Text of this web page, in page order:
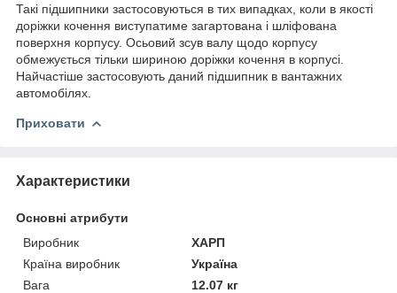
Такі підшипники застосовуються в тих випадках, коли в якості
доріжки кочення виступатиме загартована і шліфована
поверхня корпусу. Осьовий зсув валу щодо корпусу
обмежується тільки шириною доріжки кочення в корпусі.
Найчастіше застосовують даний підшипник в вантажних
автомобілях.
Приховати
Характеристики
Основні атрибути
Виробник
ХАРП
Країна виробник
Україна
Вага
12.07 кг